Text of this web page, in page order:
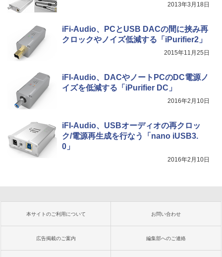
2013年3月18日
iFi-Audio、PCとUSB DACの間に挟み再
クロックやノイズ低減する「iPurifier2」
2015年11月25日
iFI-Audio、DACやノートPCのDC電源ノ
イズを低減する「iPurifier DC」
2016年2月10日
iFI-Audio、USBオーディオの再クロッ
ク/電源再生成を行なう「nano iUSB3.
0」
2016年2月10日
本サイトのご利用について お問い合わせ
広告掲載のご案内 編集部へのご連絡